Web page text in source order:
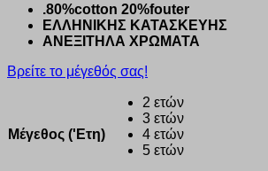
.80%cotton 20%fouter
ΕΛΛΗΝΙΚΗΣ ΚΑΤΑΣΚΕΥΗΣ
ΑΝΕΞΙΤΗΛΑ ΧΡΩΜΑΤΑ
Βρείτε το μέγεθός σας!
Μέγεθος ('Ετη)
2 ετών
3 ετών
4 ετών
5 ετών